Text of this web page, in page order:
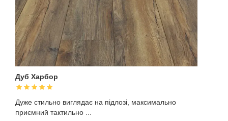
Дуб Харбор
Дуже стильно виглядає на підлозі, максимально
приємний тактильно ...